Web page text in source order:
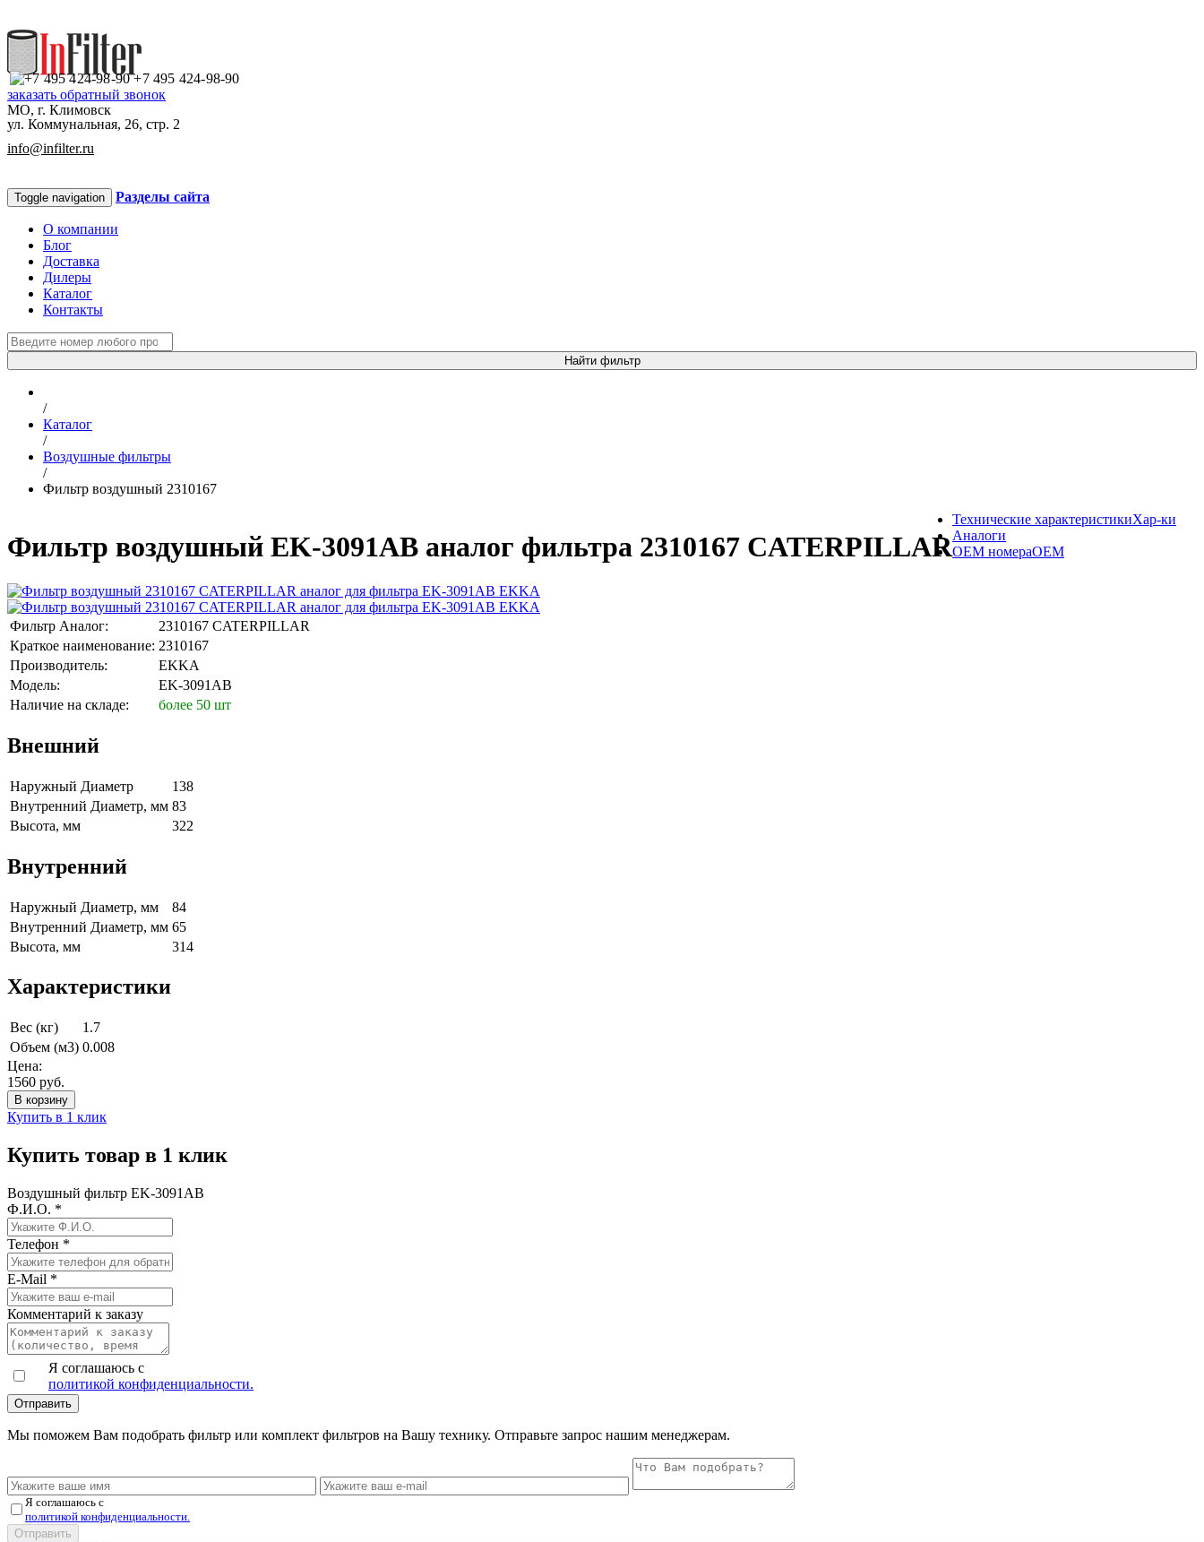
+7 495 424-98-90
заказать обратный звонок
МО, г. Климовск
ул. Коммунальная, 26, стр. 2
info@infilter.ru
Toggle navigation Разделы сайта
О компании
Блог
Доставка
Дилеры
Каталог
Контакты
Найти фильтр
/
Каталог
/
Воздушные фильтры
/
Фильтр воздушный 2310167
Фильтр воздушный EK-3091AB аналог фильтра 2310167 CATERPILLAR
Технические характеристикиХар-ки
Аналоги
OEM номераOEM
Фильтр Аналог:
2310167 CATERPILLAR
Краткое наименование: 2310167
Производитель:
EKKA
Модель:
EK-3091AB
Наличие на складе:
более 50 шт
Внешний
Наружный Диаметр
138
Внутренний Диаметр, мм 83
Высота, мм
322
Внутренний
Наружный Диаметр, мм
84
Внутренний Диаметр, мм 65
Высота, мм
314
Характеристики
Вес (кг)
1.7
Объем (м3) 0.008
Цена:
1560 руб.
Купить в 1 клик
Купить товар в 1 клик
Воздушный фильтр EK-3091AB
Ф.И.О. *
Телефон *
E-Mail *
Комментарий к заказу
Я соглашаюсь с
политикой конфиденциальности.
Мы поможем Вам подобрать фильтр или комплект фильтров на Вашу технику. Отправьте запрос нашим менеджерам.
Я соглашаюсь с
политикой конфиденциальности.